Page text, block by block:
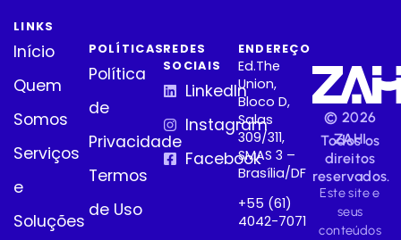
© 2026
ZAHI
Todos os
direitos
reservados.
Este site e
seus
conteúdos
LINKS
Início
Quem
Somos
Serviços
e
Soluções
POLÍTICAS
Política
de
Privacidade
Termos
de Uso
REDES
SOCIAIS
LinkedIn
Instagram
Facebook
ENDEREÇO
Ed.The
Union,
Bloco D,
Salas
309/311,
SMAS 3 –
Brasília/DF
+55 (61)
4042-7071